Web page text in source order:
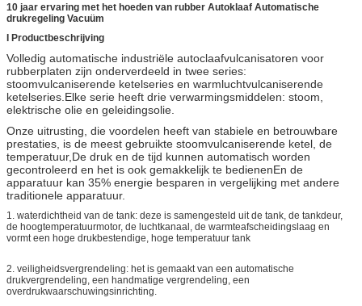
10 jaar ervaring met het hoeden van rubber Autoklaaf Automatische
drukregeling Vacuüm
I Productbeschrijving
Volledig automatische industriële autoclaafvulcanisatoren voor
rubberplaten zijn onderverdeeld in twee series:
stoomvulcaniserende ketelseries en warmluchtvulcaniserende
ketelseries.Elke serie heeft drie verwarmingsmiddelen: stoom,
elektrische olie en geleidingsolie.
Onze uitrusting, die voordelen heeft van stabiele en betrouwbare
prestaties, is de meest gebruikte stoomvulcaniserende ketel, de
temperatuur,De druk en de tijd kunnen automatisch worden
gecontroleerd en het is ook gemakkelijk te bedienenEn de
apparatuur kan 35% energie besparen in vergelijking met andere
traditionele apparatuur.
1. waterdichtheid van de tank: deze is samengesteld uit de tank, de tankdeur,
de hoogtemperatuurmotor, de luchtkanaal, de warmteafscheidingslaag en
vormt een hoge drukbestendige, hoge temperatuur tank
2. veiligheidsvergrendeling: het is gemaakt van een automatische
drukvergrendeling, een handmatige vergrendeling, een
overdrukwaarschuwingsinrichting.